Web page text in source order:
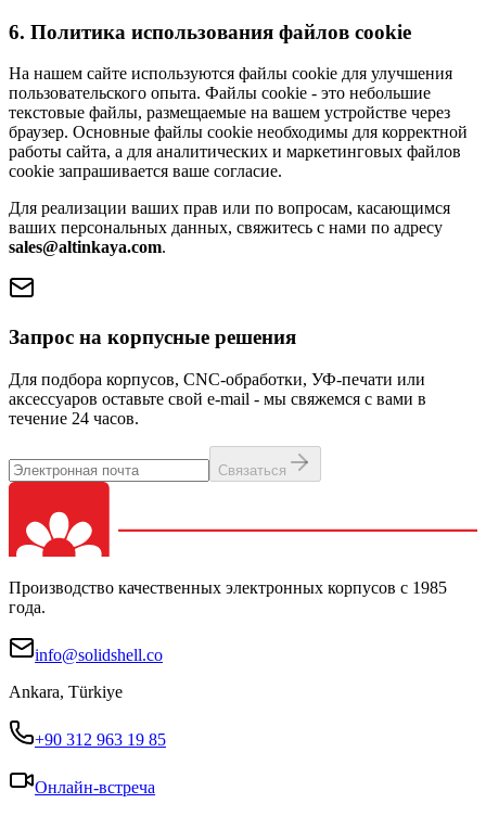
6. Политика использования файлов cookie
На нашем сайте используются файлы cookie для улучшения
пользовательского опыта. Файлы cookie - это небольшие
текстовые файлы, размещаемые на вашем устройстве через
браузер. Основные файлы cookie необходимы для корректной
работы сайта, а для аналитических и маркетинговых файлов
cookie запрашивается ваше согласие.
Для реализации ваших прав или по вопросам, касающимся
ваших персональных данных, свяжитесь с нами по адресу
sales@altinkaya.com.
Запрос на корпусные решения
Для подбора корпусов, CNC-обработки, УФ-печати или
аксессуаров оставьте свой e-mail - мы свяжемся с вами в
течение 24 часов.
Связаться
Производство качественных электронных корпусов с 1985
года.
info@solidshell.co
Ankara, Türkiye
+90 312 963 19 85
Онлайн-встреча